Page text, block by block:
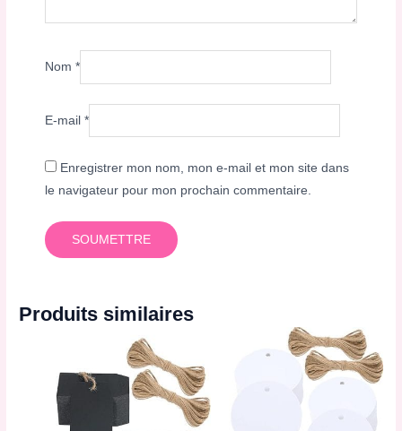
Nom*
E-mail*
Enregistrer mon nom, mon e-mail et mon site dans
le navigateur pour mon prochain commentaire.
Produits similaires